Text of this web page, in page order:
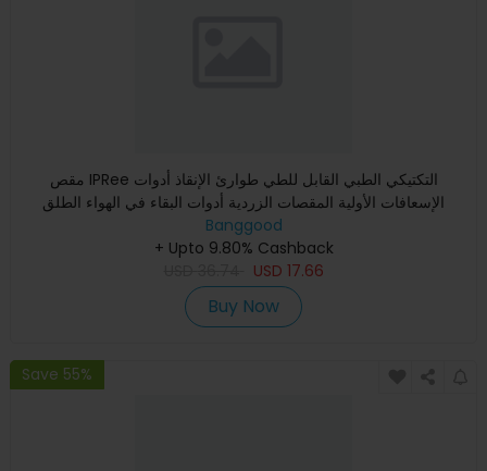
مقص IPRee التكتيكي الطبي القابل للطي طوارئ الإنقاذ أدوات
الإسعافات الأولية المقصات الزردية أدوات البقاء في الهواء الطلق
Banggood
+ Upto 9.80% Cashback
USD 17.66
Buy Now
Save 55%